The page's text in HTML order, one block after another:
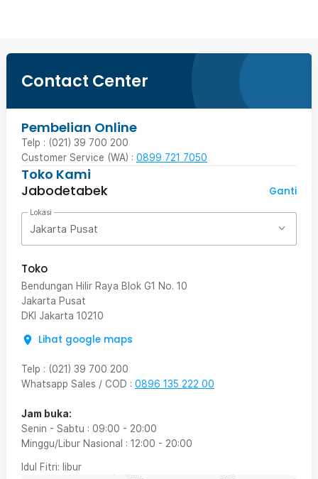
Contact Center
Pembelian Online
Telp : (021) 39 700 200
Customer Service (WA) : 0899 721 7050
Toko Kami
Jabodetabek
Ganti
Lokasi
Jakarta Pusat
Toko
Bendungan Hilir Raya Blok G1 No. 10
Jakarta Pusat
DKI Jakarta 10210
Lihat google maps
Telp : (021) 39 700 200
Whatsapp Sales / COD : 0896 135 222 00
Jam buka:
Senin - Sabtu : 09:00 - 20:00
Minggu/Libur Nasional : 12:00 - 20:00
Idul Fitri: libur